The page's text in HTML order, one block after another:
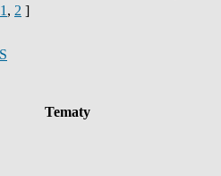
1 , 2 ]
Tematy